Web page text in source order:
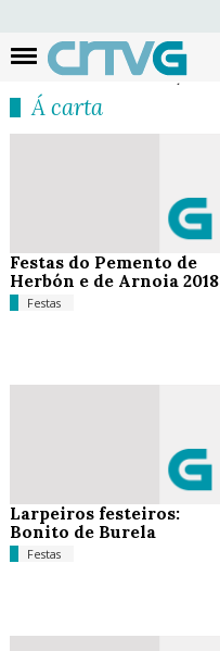
Á carta
Festas do Pemento de
Herbón e de Arnoia 2018
Festas
Larpeiros festeiros:
Bonito de Burela
Festas